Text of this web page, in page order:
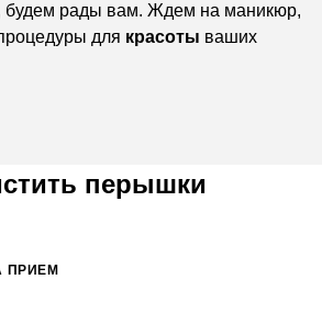
будем рады вам. Ждем на маникюр,
для красоты ваших
перышки
ПРИЕМ